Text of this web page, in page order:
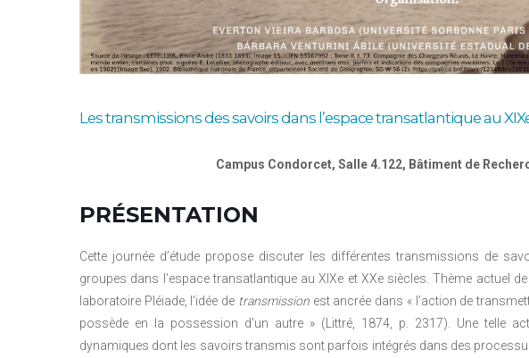
Les transmissions des savoirs dans l’espace transatlantique au
Campus Condorcet, Salle 4.122, Bâtiment de
PRÉSENTATION
Cette journée d’étude propose discuter les différentes transmissions de
groupes dans l’espace transatlantique au XIXe et XXe siècles. Thème actuel
laboratoire Pléiade, l’idée de transmissionest ancrée dans « l’action de
possède en la possession d’un autre » (Littré, 1874, p. 2317). Une telle
dynamiques dont les savoirs transmis sont parfois intégrés dans des